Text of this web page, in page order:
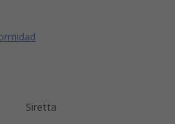
Siretta